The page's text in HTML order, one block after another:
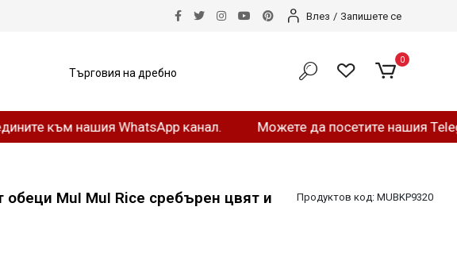
нашия WhatsApp канал. Можете да посетите нашия Telegram
Влез / Запишете се
Търговия на дребно
0
обеци MuI MuI Rice сребърен цвят и
Продуктов код: MUBKP9320